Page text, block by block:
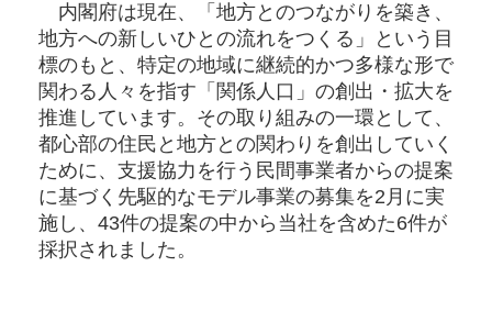
内閣府は現在、「地方とのつながりを築き、
地方への新しいひとの流れをつくる」という目
標のもと、特定の地域に継続的かつ多様な形で
関わる人々を指す「関係人口」の創出・拡大を
推進しています。その取り組みの一環として、
都心部の住民と地方との関わりを創出していく
ために、支援協力を行う民間事業者からの提案
に基づく先駆的なモデル事業の募集を2月に実
施し、43件の提案の中から当社を含めた6件が
採択されました。